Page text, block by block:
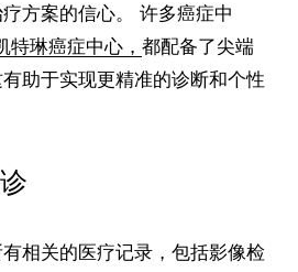
方案的信心。 许多癌症中
特琳癌症中心， 都配备了尖端
助于实现更精准的诊断和个性
相关的医疗记录，包括影像检